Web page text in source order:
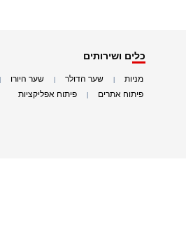
כלים ושירותים
מניות שער הדולר שער היורו
פיתוח אתרים פיתוח אפליקציות